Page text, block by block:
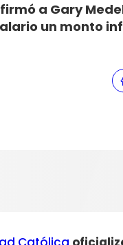
a Gary
un monto